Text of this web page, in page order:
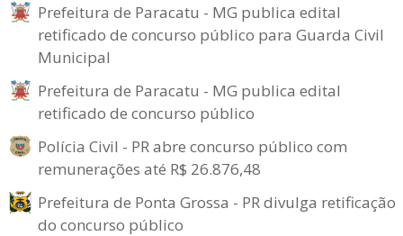
Prefeitura de Paracatu - MG publica edital
retificado de concurso público para Guarda Civil
Municipal
Prefeitura de Paracatu - MG publica edital
retificado de concurso público
Polícia Civil - PR abre concurso público com
remunerações até R$ 26.876,48
Prefeitura de Ponta Grossa - PR divulga retificação
do concurso público